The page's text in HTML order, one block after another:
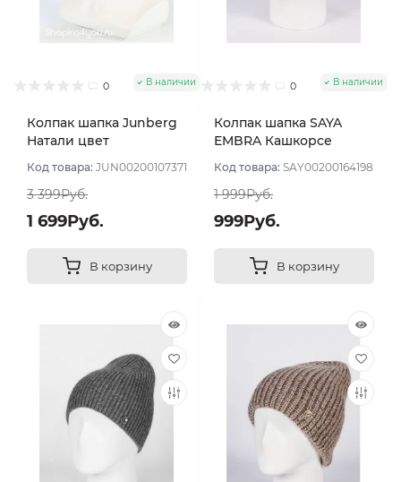
0 В наличии
Колпак шапка Junberg
Натали цвет
Код товара: JUN00200107371
3 399Руб.
1 699Руб.
В корзину
0 В наличии
Колпак шапка SAYA
EMBRA Кашкорсе
Коричневый пеп
Код товара: SAY00200164198
1 999Руб.
999Руб.
В корзину